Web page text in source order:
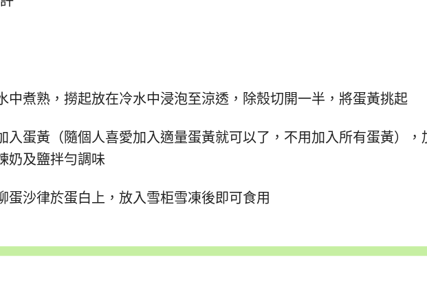
中煮熟，撈起放在冷水中浸泡至涼透，除殼切開一半，將蛋黃挑起
入蛋黃（隨個人喜愛加入適量蛋黃就可以了，不用加入所有蛋黃），
奶及鹽拌勻調味
蛋沙律於蛋白上，放入雪柜雪凍後即可食用